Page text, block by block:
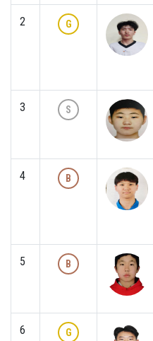
2 G
3 S
4 B
5 B
6 G